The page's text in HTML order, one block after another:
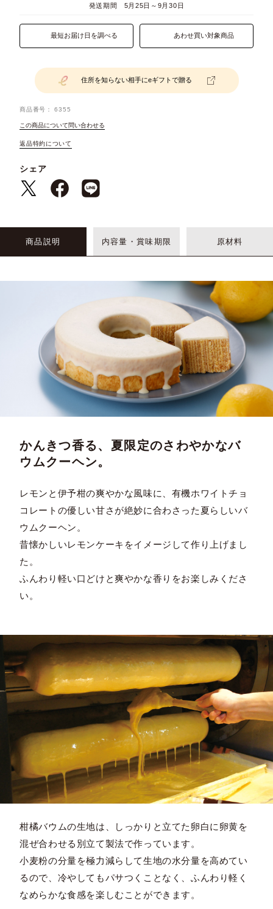
発送期間 5月25日～9月30日
最短お届け日を調べる あわせ買い対象商品
住所を知らない相手にeギフトで贈る
商品番号 6355
この商品について問い合わせる
返品特約について
シェア
商品説明 内容量・賞味期限 原材料
かんきつ香る、夏限定のさわやかなバ
ウムクーヘン。
レモンと伊予柑の爽やかな風味に、有機ホワイトチョ
コレートの優しい甘さが絶妙に合わさった夏らしいバ
ウムクーヘン。
昔懐かしいレモンケーキをイメージして作り上げまし
た。
ふんわり軽い口どけと爽やかな香りをお楽しみくださ
い。
柑橘バウムの生地は、しっかりと立てた卵白に卵黄を
混ぜ合わせる別立て製法で作っています。
小麦粉の分量を極力減らして生地の水分量を高めてい
るので、冷やしてもパサつくことなく、ふんわり軽く
なめらかな食感を楽しむことができます。